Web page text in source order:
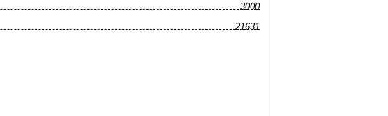
3000
21631